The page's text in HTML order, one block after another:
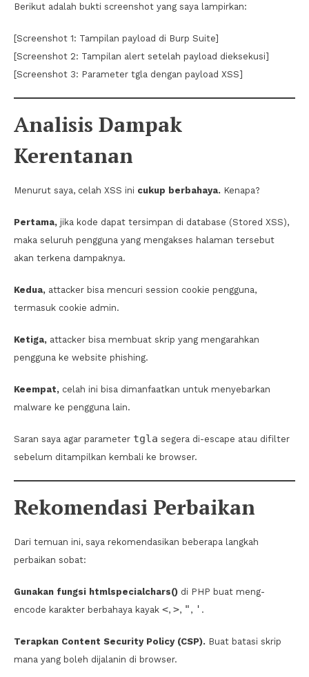
Berikut adalah bukti screenshot yang saya lampirkan:
[Screenshot 1: Tampilan payload di Burp Suite]
[Screenshot 2: Tampilan alert setelah payload dieksekusi]
[Screenshot 3: Parameter tgla dengan payload XSS]
Analisis Dampak
Kerentanan
Menurut saya, celah XSS ini cukup berbahaya. Kenapa?
Pertama, jika kode dapat tersimpan di database (Stored XSS),
maka seluruh pengguna yang mengakses halaman tersebut
akan terkena dampaknya.
Kedua, attacker bisa mencuri session cookie pengguna,
termasuk cookie admin.
Ketiga, attacker bisa membuat skrip yang mengarahkan
pengguna ke website phishing.
Keempat, celah ini bisa dimanfaatkan untuk menyebarkan
malware ke pengguna lain.
Saran saya agar parameter tgla segera di-escape atau difilter
sebelum ditampilkan kembali ke browser.
Rekomendasi Perbaikan
Dari temuan ini, saya rekomendasikan beberapa langkah
perbaikan sobat:
Gunakan fungsi htmlspecialchars() di PHP buat meng-
encode karakter berbahaya kayak <, >, " , ' .
Terapkan Content Security Policy (CSP). Buat batasi skrip
mana yang boleh dijalanin di browser.